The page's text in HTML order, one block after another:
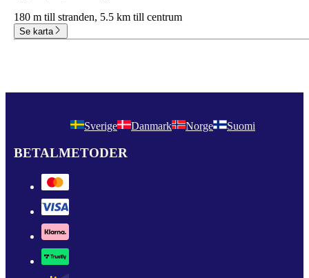
180 m till stranden, 5.5 km till centrum
Se karta
Sverige Danmark Norge Suomi
BETALMETODER